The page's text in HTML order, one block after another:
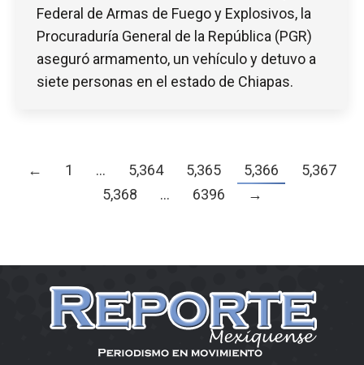
Federal de Armas de Fuego y Explosivos, la
Procuraduría General de la República (PGR)
aseguró armamento, un vehículo y detuvo a
siete personas en el estado de Chiapas.
← 1 … 5,364 5,365 5,366
5,367
5,368
… 6396 →